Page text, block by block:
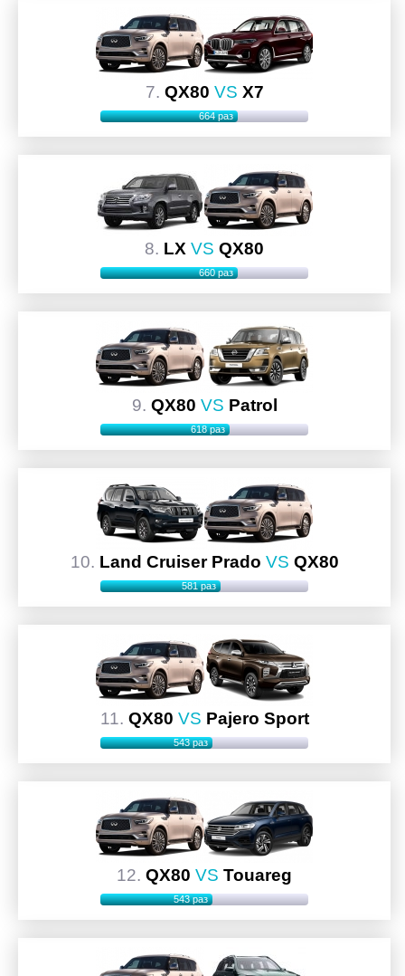
7. QX80 VS X7
664 раз
8. LX VS QX80
660 раз
9. QX80 VS Patrol
618 раз
10. Land Cruiser Prado VS QX80
581 раз
11. QX80 VS Pajero Sport
543 раз
12. QX80 VS Touareg
543 раз